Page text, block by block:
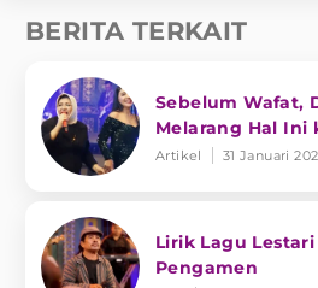
BERITA TERKAIT
Sebelum Wafat,
Melarang Hal Ini
Artikel 31 Januari
Lirik Lagu Lestari
Pengamen